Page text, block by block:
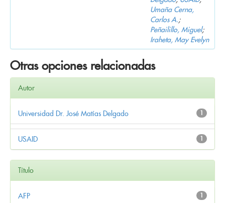
Umaña Cerna,
Carlos A.;
Peñailillo, Miguel;
Iraheta, May Evelyn
Otras opciones relacionadas
Autor
1
Universidad Dr. José Matías Delgado
1
USAID
Título
1
AFP